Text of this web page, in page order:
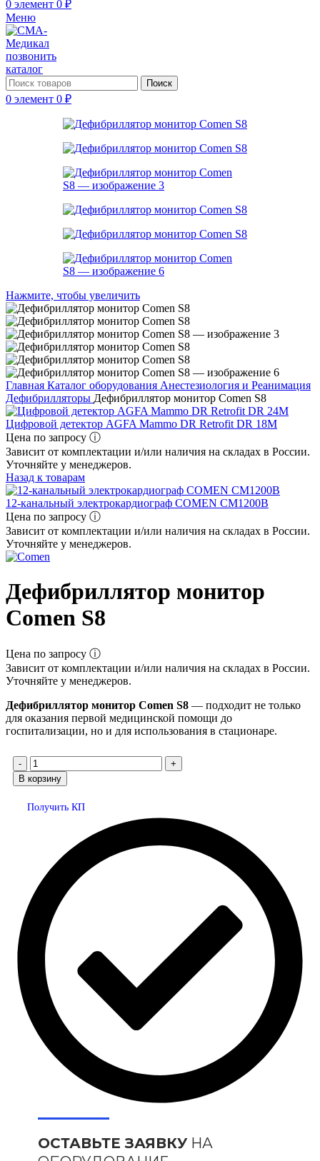
0 элемент 0 ₽
Меню
позвонить
каталог
Поиск
0 элемент 0 ₽
Нажмите, чтобы увеличить
Главная Каталог оборудования Анестезиология и Реанимация
Дефибрилляторы Дефибриллятор монитор Comen S8
Цифровой детектор AGFA Mammo DR Retrofit DR 18M
Цена по запросу ⓘ
Зависит от комплектации и/или наличия на складах в России.
Уточняйте у менеджеров.
Назад к товарам
12-канальный электрокардиограф COMEN CM1200B
Цена по запросу ⓘ
Зависит от комплектации и/или наличия на складах в России.
Уточняйте у менеджеров.
Дефибриллятор монитор
Comen S8
Цена по запросу ⓘ
Зависит от комплектации и/или наличия на складах в России.
Уточняйте у менеджеров.
Дефибриллятор монитор Comen S8 — подходит не только
для оказания первой медицинской помощи до
госпитализации, но и для использования в стационаре.
В корзину
Получить КП
ОСТАВЬТЕ ЗАЯВКУНА